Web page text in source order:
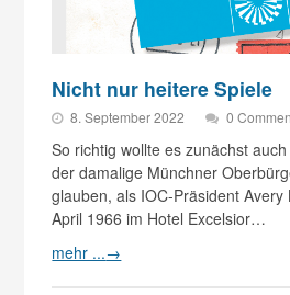
Nicht nur heitere Spiele
8. September 2022 0
So richtig wollte es zunächst
der damalige Münchner
glauben, als IOC-Präsident Avery
April 1966 im Hotel Excelsior…
mehr ...→